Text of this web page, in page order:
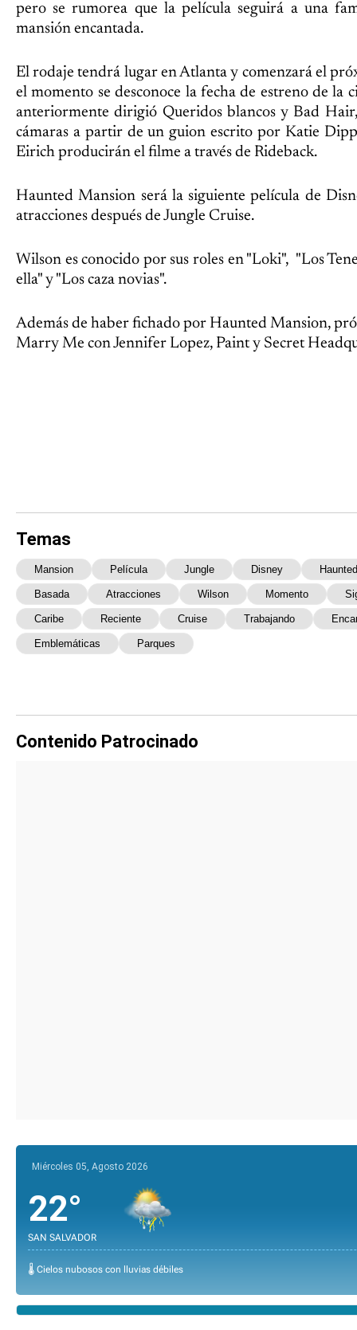
pero se rumorea que la película seguirá a una
mansión encantada.
El rodaje tendrá lugar en Atlanta y comenzará el
el momento se desconoce la fecha de estreno de la
anteriormente dirigió Queridos blancos y Bad
cámaras a partir de un guion escrito por Katie
Eirich producirán el filme a través de Rideback.
Haunted Mansion será la siguiente película de
atracciones después de Jungle Cruise.
Wilson es conocido por sus roles en "Loki", "Los
ella" y "Los caza novias".
Además de haber fichado por Haunted Mansion,
Marry Me con Jennifer Lopez, Paint y Secret
Temas
Mansion Película Jungle Disney Haunted
Basada Atracciones Wilson Momento
Caribe Reciente Cruise Trabajando
Emblemáticas Parques
Contenido Patrocinado
Miércoles 05, Agosto 2026
22°
SAN SALVADOR
🌡️ Cielos nubosos con lluvias débiles